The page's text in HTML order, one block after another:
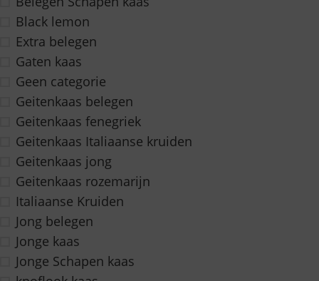
Black lemon
Extra belegen
Gaten kaas
Geen categorie
Geitenkaas belegen
Geitenkaas fenegriek
Geitenkaas Italiaanse kruiden
Geitenkaas jong
Geitenkaas rozemarijn
Italiaanse Kruiden
Jong belegen
Jonge kaas
Jonge Schapen kaas